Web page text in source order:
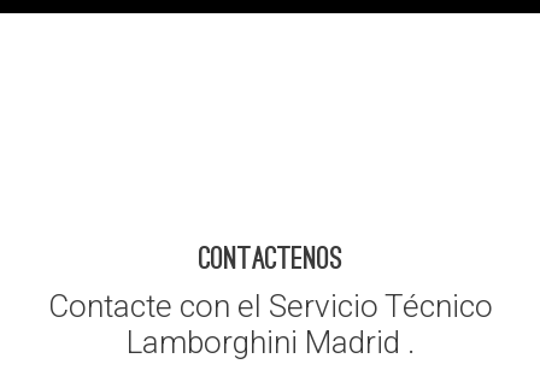
CONTACTENOS
Contacte con el Servicio Técnico
Lamborghini Madrid .